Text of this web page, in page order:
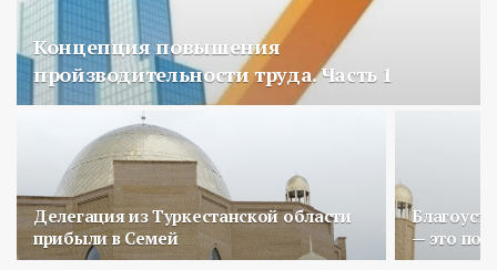
Концепция повышения
пройзводительности труда. Часть 1
Делегация из Туркестанской области
прибыли в Семей
— это